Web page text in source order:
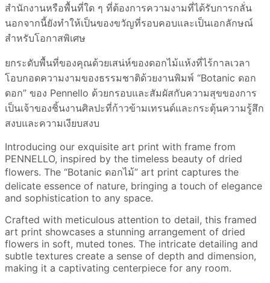
สำนักงานหรือพื้นที่ใด ๆ ที่ต้องการความงามที่ได้รับการกลั่น
นอกจากนี้ยังทำให้เป็นของขวัญที่รอบคอบและเป็นเอกลักษณ์
สำหรับโอกาสพิเศษ
ยกระดับพื้นที่ของคุณด้วยเสน่ห์ของดอกไม้แห้งที่ไร้กาลเวลา
โอบกอดความงามของธรรมชาติด้วยงานพิมพ์ “Botanic ดอก
ดอก” ของ Pennello ด้วยกรอบและสัมผัสกับความสุขของการ
เป็นเจ้าของชิ้นงานศิลปะที่ก้าวข้ามเทรนด์และกระตุ้นความรู้สึก
สงบและความเงียบสงบ
Introducing our exquisite art print with frame from
PENNELLO, inspired by the timeless beauty of dried
flowers. The “Botanic ดอกไม้” art print captures the
delicate essence of nature, bringing a touch of elegance
and sophistication to any space.
Crafted with meticulous attention to detail, this framed
art print showcases a stunning arrangement of dried
flowers in soft, muted tones. The intricate detailing and
subtle textures create a sense of depth and dimension,
making it a captivating centerpiece for any room.